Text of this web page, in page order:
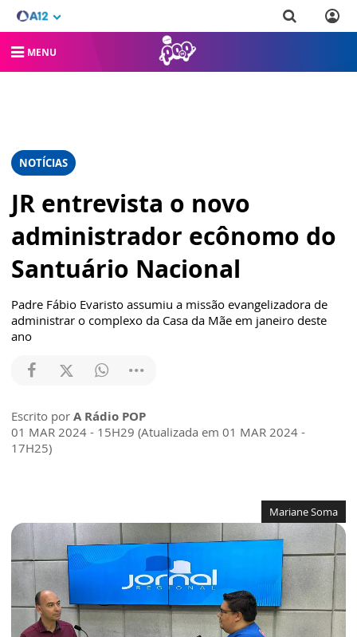
MENU
NOTÍCIAS
JR entrevista o novo
administrador ecônomo do
Santuário Nacional
Padre Fábio Evaristo assumiu a missão evangelizadora de
administrar o complexo da Casa da Mãe em janeiro deste
ano
Escrito por A Rádio POP
01 MAR 2024 - 15H29 (Atualizada em 01 MAR 2024 -
17H25)
Mariane Soma